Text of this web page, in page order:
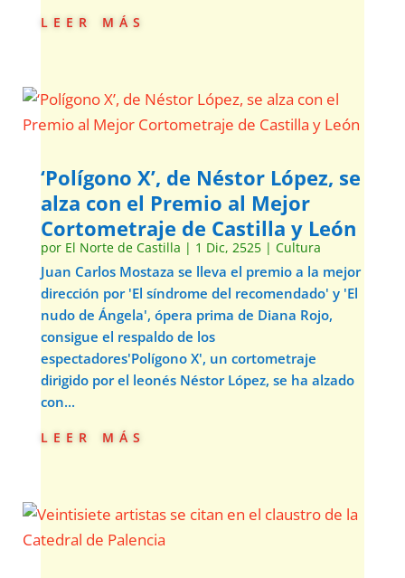
leer más
‘Polígono X’, de Néstor López, se
alza con el Premio al Mejor
Cortometraje de Castilla y León
por El Norte de Castilla | 1 Dic, 2525| Cultura
Juan Carlos Mostaza se lleva el premio a la mejor
dirección por 'El síndrome del recomendado' y 'El
nudo de Ángela', ópera prima de Diana Rojo,
consigue el respaldo de los
espectadores'Polígono X', un cortometraje
dirigido por el leonés Néstor López, se ha alzado
con...
leer más